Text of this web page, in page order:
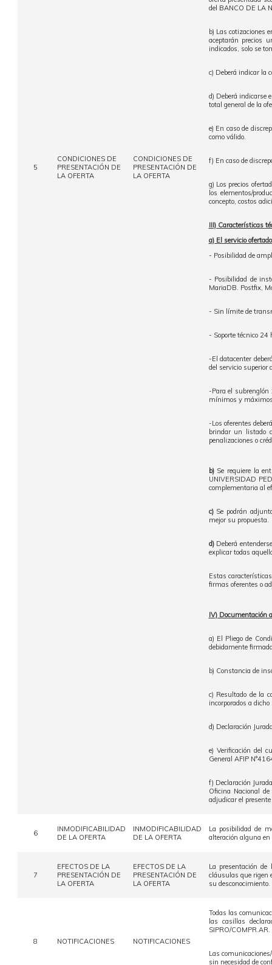
5
CONDICIONES DE
PRESENTACIÓN DE
LA OFERTA
CONDICIONES DE
PRESENTACIÓN DE
LA OFERTA
del BANCO DE LA
b) Las cotizaciones
aceptarán precios
indicados, solo se
c) Deberá indicar la
d) Deberá indicarse
total general de la
e) En caso de
como válido.
f) En caso de
g) Los precios
los elementos/
concepto, costos
III) Características
a) El servicio
- Posibilidad de
- Posibilidad de
MariaDB. Postfix,
- Sin límite de
- Soporte técnico
-El datacenter
del servicio superior
-Para el subrenglón
mínimos y
-Los oferentes
brindar un listado
penalizaciones o
b)Se requiere la
UNIVERSIDAD
complementaria al
c)Se podrán
mejor su propuesta.
d)Deberá
explicar todas
Estas
firmas oferentes o
IV) Documentación
a) El Pliego de
debidamente
b) Constancia de
c) Resultado de la
incorporados a
d) Declaración
e) Verificación del
General AFIP
f) Declaración
Oficina Nacional
adjudicar el
6
INMODIFICABILIDAD
DE LA OFERTA
INMODIFICABILIDAD
DE LA OFERTA
La posibilidad de
alteración alguna en
7
EFECTOS DE LA
PRESENTACIÓN DE
LA OFERTA
EFECTOS DE LA
PRESENTACIÓN DE
LA OFERTA
La presentación
cláusulas que rigen
su desconocimiento.
8 NOTIFICACIONES NOTIFICACIONES
Todas las
las casillas
SIPRO/COMPR.AR.
Las
sin necesidad de